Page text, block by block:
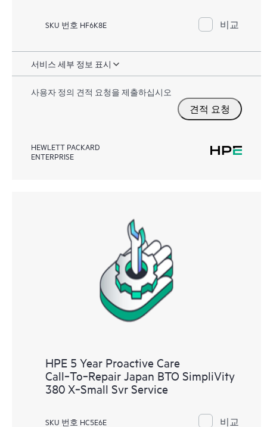
SKU 번호 HF6K8E 비교
서비스 세부 정보 표시
사용자 정의 견적 요청을 제출하십시오
견적 요청
HEWLETT PACKARD
ENTERPRISE
HPE 5 Year Proactive Care
Call‑To‑Repair Japan BTO SimpliVity
380 X‑Small Svr Service
SKU 번호 HC5E6E 비교